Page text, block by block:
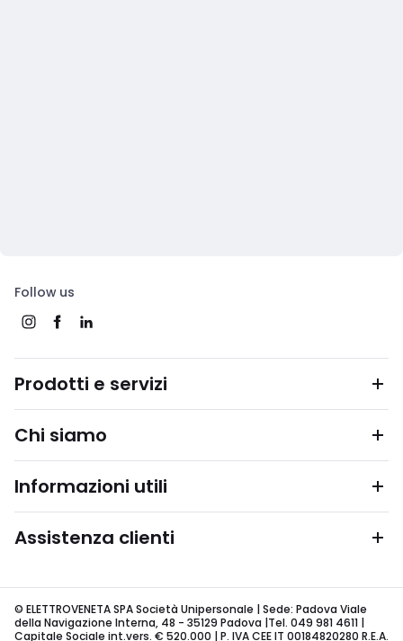
Follow us
Prodotti e servizi
Chi siamo
Informazioni utili
Assistenza clienti
© ELETTROVENETA SPA Società Unipersonale | Sede: Padova Viale
della Navigazione Interna, 48 - 35129 Padova |Tel. 049 981 4611 |
Capitale Sociale int.vers. € 520.000 | P. IVA CEE IT 00184820280 R.E.A.